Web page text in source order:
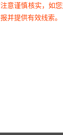
意谨慎核实，如
并提供有效线索。